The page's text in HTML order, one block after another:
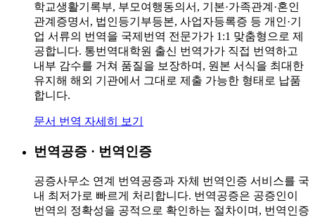
학교생활기록부, 부모여행동의서, 기본·가족관계·혼인
관계증명서, 법인등기부등본, 사업자등록증 등 개인·기
업 서류의 번역을 국제번역 전문가가 1:1 맞춤형으로 제
공합니다. 통번역대학원 출신 번역가가 직접 번역하고
내부 감수를 거쳐 품질을 보장하며, 원본 서식을 최대한
유지해 해외 기관에서 그대로 제출 가능한 형태로 납품
합니다.
문서 번역 자세히 보기
번역공증 · 번역인증
공증사무소 연계 번역공증과 자체 번역인증 서비스를 국
내 최저가로 빠르게 처리합니다. 번역공증은 공증인이
번역의 정확성을 공적으로 확인하는 절차이며, 번역인증